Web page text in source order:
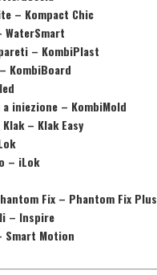
– Kompact Chic
WaterSmart
– KombiPlast
– KombiBoard
iniezione – KombiMold
Klak – Klak Easy
– iLok
Fix – Phantom Fix Plus
– Inspire
Smart Motion